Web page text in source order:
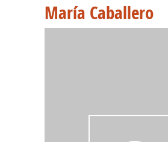
María Caballero